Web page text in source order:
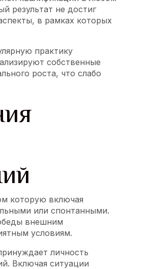
результат не достиг
в рамках которых
практику
собственные
роста, что слабо
которую включая
или спонтанными.
внешним
условиям.
личность
Включая ситуации